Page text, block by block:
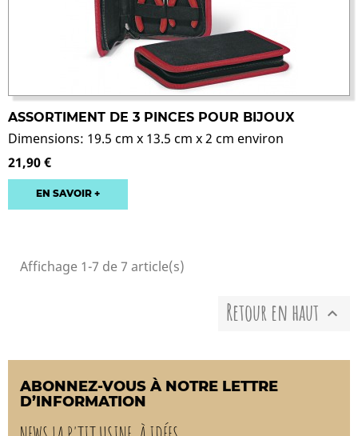
ASSORTIMENT DE 3 PINCES POUR BIJOUX
Dimensions: 19.5 cm x 13.5 cm x 2 cm environ
21,90 €
EN SAVOIR +
Affichage 1-7 de 7 article(s)
Retour en haut 
ABONNEZ-VOUS À NOTRE LETTRE
D’INFORMATION